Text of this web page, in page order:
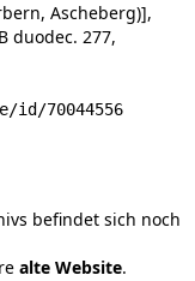
Ascheberg)],
duodec. 277,
id/70044556
befindet sich noch
alte Website.